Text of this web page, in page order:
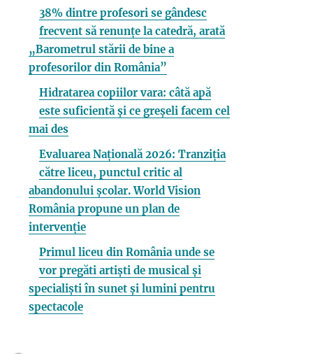
38% dintre profesori se gândesc
frecvent să renunțe la catedră, arată
„Barometrul stării de bine a
profesorilor din România”
Hidratarea copiilor vara: câtă apă
este suficientă și ce greșeli facem cel
mai des
Evaluarea Națională 2026: Tranziția
către liceu, punctul critic al
abandonului școlar. World Vision
România propune un plan de
intervenție
Primul liceu din România unde se
vor pregăti artiști de musical și
specialiști în sunet și lumini pentru
spectacole